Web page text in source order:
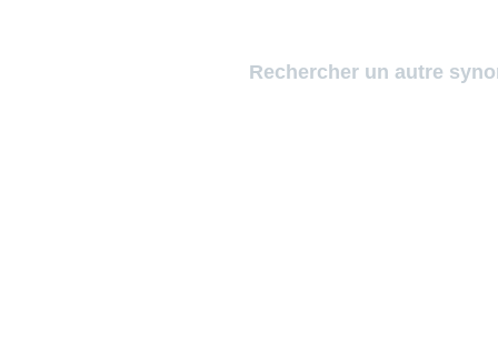
Rechercher un autre